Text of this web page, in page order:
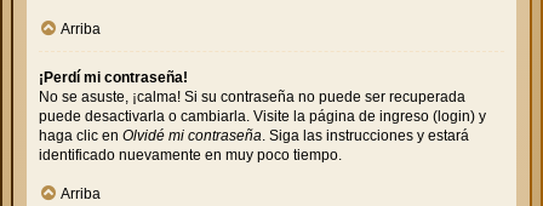
Arriba
¡Perdí mi contraseña!
No se asuste, ¡calma! Si su contraseña no puede ser recuperada
puede desactivarla o cambiarla. Visite la página de ingreso (login) y
haga clic en Olvidé mi contraseña . Siga las instrucciones y estará
identificado nuevamente en muy poco tiempo.
Arriba